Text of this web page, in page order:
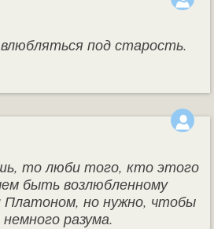
под старость.
то люби того, кто этого
быть возлюбленному
но нужно, чтобы
разума.